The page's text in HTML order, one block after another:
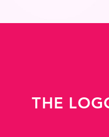
THE